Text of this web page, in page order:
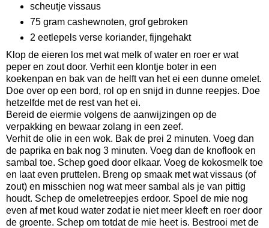
scheutje vissaus
75 gram cashewnoten, grof gebroken
2 eetlepels verse koriander, fijngehakt
Klop de eieren los met wat melk of water en roer er wat
peper en zout door. Verhit een klontje boter in een
koekenpan en bak van de helft van het ei een dunne omelet.
Doe over op een bord, rol op en snijd in dunne reepjes. Doe
hetzelfde met de rest van het ei.
Bereid de eiermie volgens de aanwijzingen op de
verpakking en bewaar zolang in een zeef.
Verhit de olie in een wok. Bak de prei 2 minuten. Voeg dan
de paprika en bak nog 3 minuten. Voeg dan de knoflook en
sambal toe. Schep goed door elkaar. Voeg de kokosmelk toe
en laat even pruttelen. Breng op smaak met wat vissaus (of
zout) en misschien nog wat meer sambal als je van pittig
houdt. Schep de omeletreepjes erdoor. Spoel de mie nog
even af met koud water zodat ie niet meer kleeft en roer door
de groente. Schep om totdat de mie heet is. Bestrooi met de